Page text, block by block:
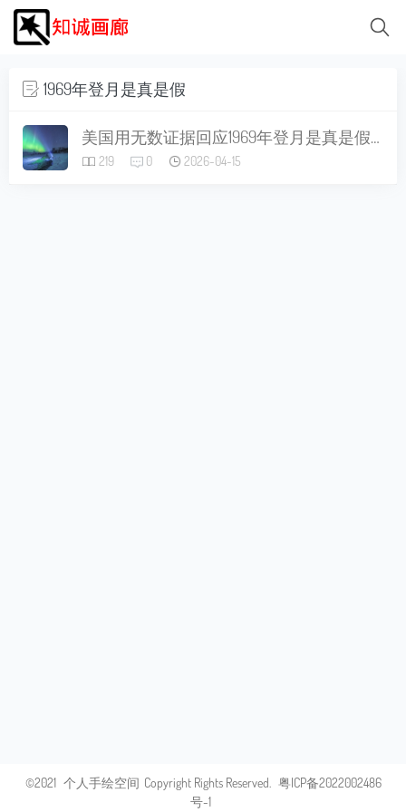
1969年登月是真是假
美国用无数证据回应1969年登月是真是假质疑，这篇文章一剑封喉！
219 0 2026-04-15
©2021 个人手绘空间 Copyright Rights Reserved.
粤ICP备2022002486
号-1